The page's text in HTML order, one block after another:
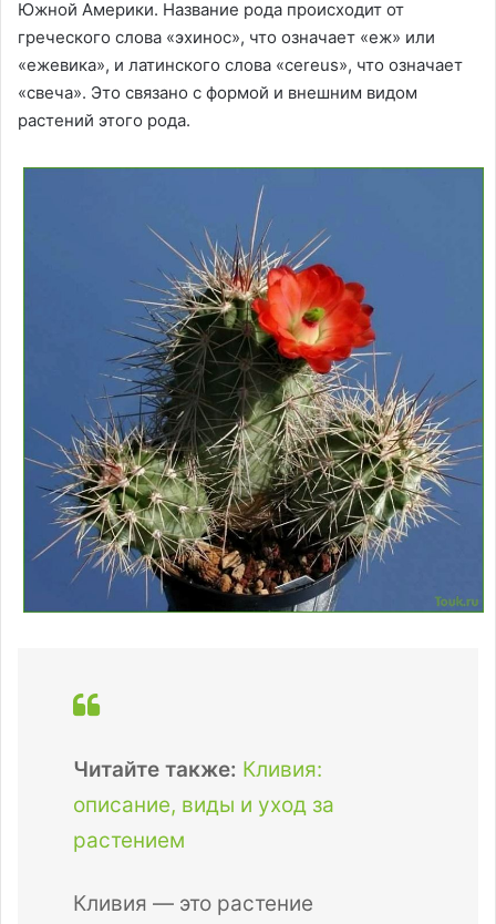
Южной Америки. Название рода происходит от
греческого слова «эхинос», что означает «еж» или
«ежевика», и латинского слова «cereus», что означает
«свеча». Это связано с формой и внешним видом
растений этого рода.
Читайте также: Кливия:
описание, виды и уход за
растением
Кливия — это растение